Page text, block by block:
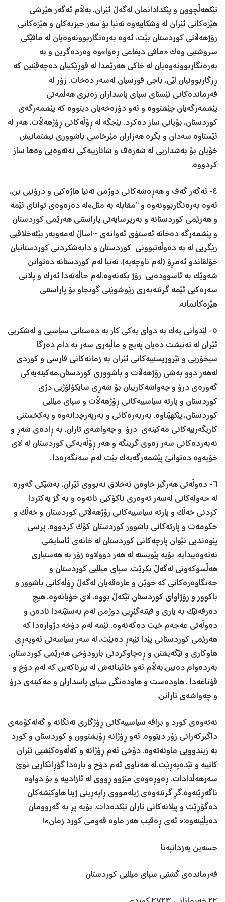
تێکھەڵچوون و پێکدادانمان لەگەڵ ئێران، بەڵام ئەگەر ھێرشی
هێزەکانی ئێران لە وشکاییەوە تەنیا بۆ سەر حیزبەکان و هێزەکانی
رۆژهەڵاتی کوردستان بێت، ئەوە بەرەنگاربوونەوەیان لە مافێکی
سروشتیی وەک «مافی دیفاعی ڕەوا»وە وەردەگرین و بە
بەرەنگاربوونەوەیان لە خاکی ھەرێمدا لە قوڕێکییان دەچەقێنین کە
ڕزگاربوونیان لێی، باجی قورسیان لەسەر دەخات. زۆر لە
فەرماندەکانی ئێستای سپای پاسداران زەبری هەڵمەتی
پێشمەرگەیان چێشتووە و ئەو دۆزەخەیان دیتووە کە پێشمەرگەی
کوردستان، بۆیانی ساز دەکرد. بێجگە لە ڕۆڵەکانی ڕۆژھەڵات، ھەر لە
ئێستاوە سەدان و بگرە ھەزاران مێرخاسی باشووری نیشتمانیش
خۆیان بۆ بەشداریی لە شەرەف و شانازییەکی نەتەوەیی وەھا ساز
کردووە.
٤- ئەگەر گەف و هەڕەشەکانی دوژمن تەنیا هاژەکیی و درۆنیی بن،
ئەوە بەرەنگاربوونەوە و “مقابلە بە مثل»لە دەرەوەی توانای ئێمە
و ھەرێمی کوردستانە و بەرپرسایەتی پاراستنی هەرێمی کوردستان
و پێشمەرگە دەخاتە ئەستۆی ئەوانەی ١٠٠ساڵ لەمەوبەر بێئەخلاقیی
رێگریی لە بە دەوڵەتبوونی کوردستان و دابەشکردنی کوردستانیان
خۆلقاندو ئەمڕۆ (لەم ناوچەیە)، تەنیا لەم کوردستانە دەتوانن
شەوێک بە ئاسوودەیی رۆژ بکەنەوە.لەم حاڵەتەدا ئەرک و پلانی
سەرەکیی ئێمە گرتنەبەری رێوشوێنی گونجاو بۆ پاراستنی
هێزەکانمانە.
٥- لێدوانی یەک بە دوای یەکی کار بە دەستانی سیاسیی و لەشکریی
ئێران لە تەنیشت دەیان پەیج و ماڵپەری سەر بە دام دەزگا
سیخۆریی و تێروریستییەکانی ئێران بە زمانەکانی فارسی و کوردی
لەهەر دوو بەشی رۆژهەڵات و باشووری کوردستان،مەکینەیەکی
گەورەی درۆ و چەواشەکارییان بۆ شەڕی سایکۆلۆژیی دژی
کوردستان و پارتە سیاسییەکانی ڕۆژھەڵات و سپای میللیی
کوردستان، پێکهێناوە. بەربەرەکانی و بەرپەرچدانەوە و پەکخستنی
کاریگەرییەکانی مەکینەی درۆ و چەواشەی تاران، بە ڕادەی شەڕ و
نەبەردەکانی سەر زەوی گرینگە و هەر ڕۆڵەیەکی کوردستان لە لای
خۆیەوە دەتوانێ پێشمەرگەیەک بێت لەم سەنگەرەدا .
٦- دەوڵەتی هەرگیز خاوەن ئەخلاق نەبووی ئێران، بەشێکی گەورە
لە حەولەکانی لەسەر تەوەری ناکۆکیی نانەوە و بە گژ یەکتردا
کردنی خەڵک و پارتە سیاسییەکانی رۆژهەڵاتی کوردستان و خەڵک و
حکومەت و پارتەکانی باشوور کوردستان کۆک کردووە. پرسی
پێوەندیی نێوان پارچەکانی کوردستان لە خانەی ئاسایشی
نەتەوەییدایە. بۆیە پێویستە لە ھەر دوولاوە زۆر بە هەستیاری
هەڵسوکەوتی لەگەڵ بکرێت. سپای میللیی کوردستان و
جەنگاوەرەکانی کە خوێن و عارەقەیان لەگەڵ ڕۆڵەکانی باشوور و
باکوور و رۆژاوای کوردستان تێکەڵ بووە، لای خۆیانەوە، هیچ
دەرفەتێک بە یاری و فیتنەگێڕیی دوژمن لەم بەستێنەدا نادەن و
دەوڵەتی عەجەم خیت دەکەنەوە. ئێمە لەم دۆخە دژوارەدا کە
ھەرێمی کوردستانی پێدا تێپەڕ دەبێت، لە سەر سیاسەتی ئەوپەڕی
ھاوکاری و تێگەیشتن و ڕەچاوکردنی بارودۆخی ھەرێمی کوردستان،
بەردەوام دەبین.بەڵام ئەو خائینانەش لە بیرناکەین کە لەم دۆخ و
قۆناغەدا ، هاودەست و هاودەنگی سپای پاسداران و مەکینەی درۆ
و چەواشەی تارانن.
نەتەوەی کورد و بزاڤە سیاسییەکانی ڕۆژگاری تەنگانە و گەلەکۆمەی
داگیرکەرانی زۆر دیتووە. ئەو ڕۆژانە ڕۆیشتوون و کوردستان و کورد
بە زیندوویی ماونەتەوە. دۆخی ئەم ڕۆژانە و کەڵەوەکێشیی ئێران
کاتییە و تێدەپەڕێت.لە ھەناوی ئەم دۆخ و بارەدا گۆڕانکاریی نوێ
سەرھەڵدادات. ڕەوڕەوەی مێژوو ڕووی لە ئازادییە و بۆ دواوە
ناگەڕێتەوە.گڕ گرتنەوەی ژیلەمووی ڕاپەڕینی ژینا ھاوکێشەکان
دەگۆڕێت و پیلانەکانی تاران تێکدەدات. بۆیە پڕ بە گەروومان
دەیڵێینەوە:« ئەی ڕەقیب ھەر ماوە قەومی کورد زمان»!
حسەین یەزدانپەنا
فەرماندەی گشتیی سپای میللیی کوردستان